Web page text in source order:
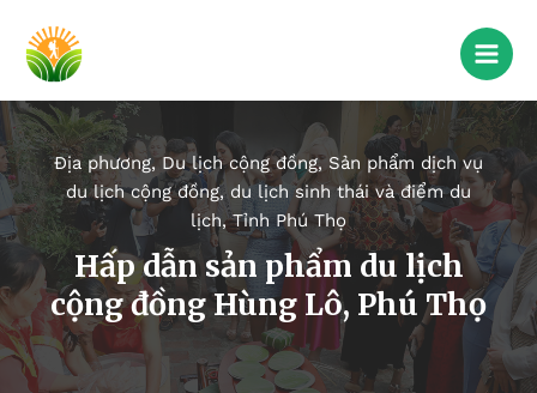
Địa phương,Du lịch cộng đồng, Sản phẩm dịch vụ
du lịch cộng đồng, du lịch sinh thái và điểm du
lịch,Tỉnh Phú Thọ
Hấp dẫn sản phẩm du lịch
cộng đồng Hùng Lô, Phú Thọ